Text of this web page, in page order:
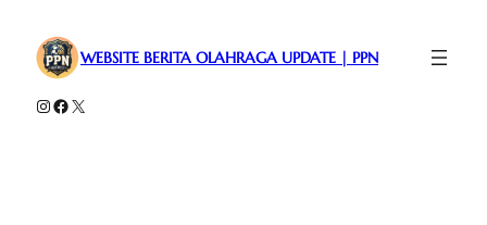
WEBSITE BERITA OLAHRAGA UPDATE | PPN
Instagram
Facebook
X